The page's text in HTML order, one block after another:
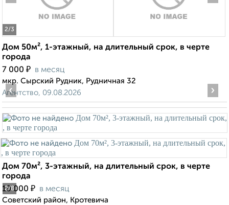
2/3
Дом 50м², 1-этажный, на длительный срок, в черте
города
7 000 ₽ в месяц
мкр. Сырский Рудник, Рудничная 32
Агентство, 09.08.2026
2/8
‹ ›
Дом 70м², 3-этажный, на длительный срок, в черте
города
10 000 ₽ в месяц
Советский район, Кротевича